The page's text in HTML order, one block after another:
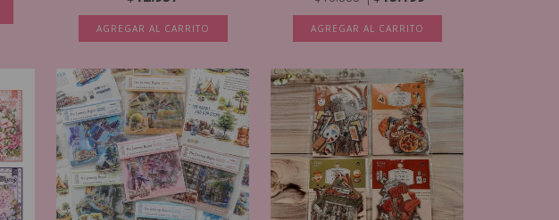
AGREGAR AL CARRITO AGREGAR AL CARRITO